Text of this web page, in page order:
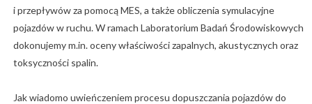
i przepływów za pomocą MES, a także obliczenia symulacyjne
pojazdów w ruchu. W ramach Laboratorium Badań Środowiskowych
dokonujemy m.in. oceny właściwości zapalnych, akustycznych oraz
toksyczności spalin.
Jak wiadomo uwieńczeniem procesu dopuszczania pojazdów do